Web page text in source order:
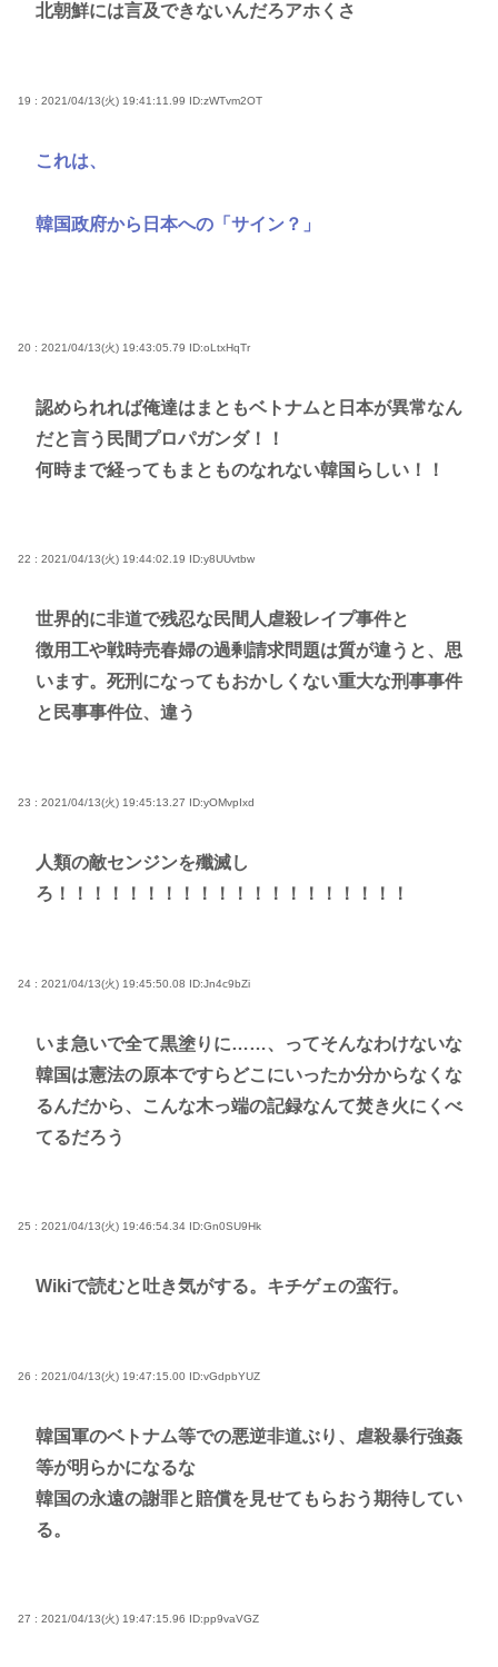
北朝鮮には言及できないんだろアホくさ
19 : 2021/04/13(火) 19:41:11.99 ID:zWTvm2OT
これは、
韓国政府から日本への「サイン？」
20 : 2021/04/13(火) 19:43:05.79 ID:oLtxHqTr
認められれば俺達はまともベトナムと日本が異常なん
だと言う民間プロパガンダ！！
何時まで経ってもまとものなれない韓国らしい！！
22 : 2021/04/13(火) 19:44:02.19 ID:y8UUvtbw
世界的に非道で残忍な民間人虐殺レイプ事件と
徴用工や戦時売春婦の過剰請求問題は質が違うと、思
います。死刑になってもおかしくない重大な刑事事件
と民事事件位、違う
23 : 2021/04/13(火) 19:45:13.27 ID:yOMvpIxd
人類の敵センジンを殲滅し
ろ！！！！！！！！！！！！！！！！！！！！
24 : 2021/04/13(火) 19:45:50.08 ID:Jn4c9bZi
いま急いで全て黒塗りに……、ってそんなわけないな
韓国は憲法の原本ですらどこにいったか分からなくな
るんだから、こんな木っ端の記録なんて焚き火にくべ
てるだろう
25 : 2021/04/13(火) 19:46:54.34 ID:Gn0SU9Hk
Wikiで読むと吐き気がする。キチゲェの蛮行。
26 : 2021/04/13(火) 19:47:15.00 ID:vGdpbYUZ
韓国軍のベトナム等での悪逆非道ぶり、虐殺暴行強姦
等が明らかになるな
韓国の永遠の謝罪と賠償を見せてもらおう期待してい
る。
27 : 2021/04/13(火) 19:47:15.96 ID:pp9vaVGZ